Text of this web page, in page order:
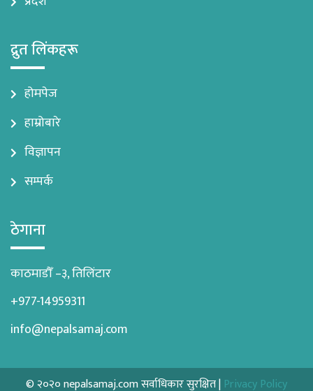
द्रुत लिंकहरू
होमपेज
हाम्रोबारे
विज्ञापन
सम्पर्क
ठेगाना
काठमाडौँ –३, तिलिंटार
+977-14959311
info@nepalsamaj.com
© २०२० nepalsamaj.com सर्वाधिकार सुरक्षित | Privacy Policy